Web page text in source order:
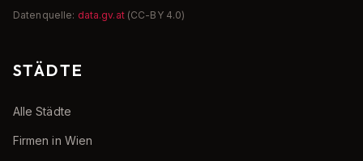
Datenquelle: data.gv.at (CC-BY 4.0)
STÄDTE
Alle Städte
Firmen in Wien